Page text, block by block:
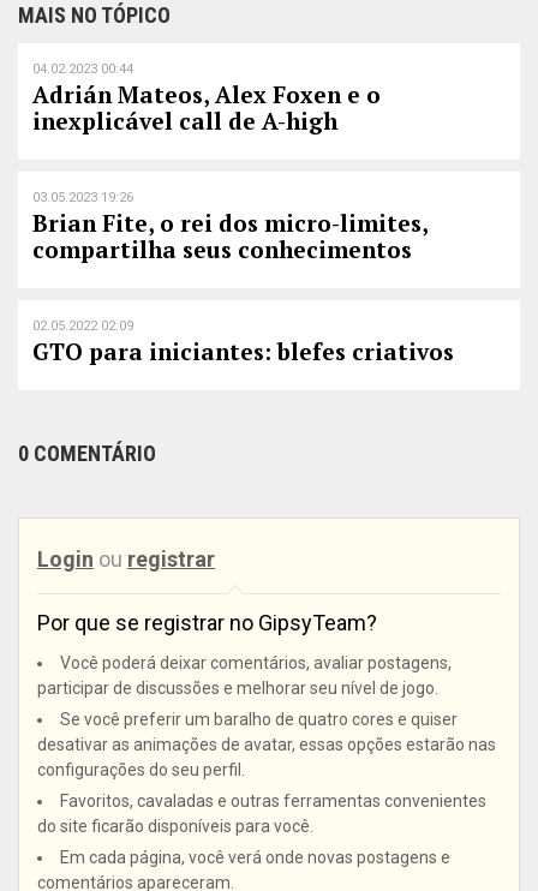
MAIS NO TÓPICO
04.02.2023 00:44
Adrián Mateos, Alex Foxen e o
inexplicável call de A-high
03.05.2023 19:26
Brian Fite, o rei dos micro-limites,
compartilha seus conhecimentos
02.05.2022 02:09
GTO para iniciantes: blefes criativos
0 COMENTÁRIO
Login ou registrar
Por que se registrar no GipsyTeam?
Você poderá deixar comentários, avaliar postagens,
participar de discussões e melhorar seu nível de jogo.
Se você preferir um baralho de quatro cores e quiser
desativar as animações de avatar, essas opções estarão nas
configurações do seu perfil.
Favoritos, cavaladas e outras ferramentas convenientes
do site ficarão disponíveis para você.
Em cada página, você verá onde novas postagens e
comentários apareceram.